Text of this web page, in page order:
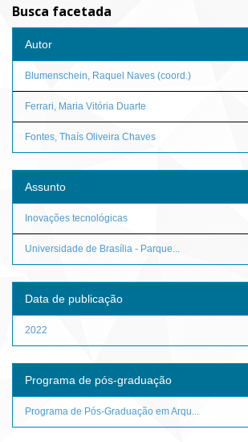
Busca facetada
Autor
Blumenschein, Raquel Naves (coord.)
Ferrari, Maria Vitória Duarte
Fontes, Thaís Oliveira Chaves
Assunto
Inovações tecnológicas
Universidade de Brasília - Parque...
Data de publicação
2022
Programa de pós-graduação
Programa de Pós-Graduação em Arqu...